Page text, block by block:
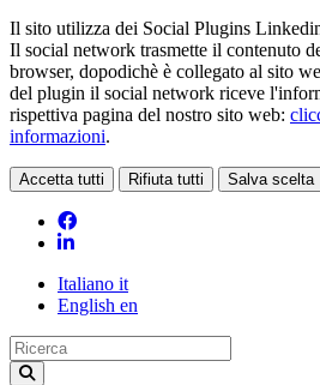
Il sito utilizza dei Social Plugins
Il social network trasmette il contenuto
browser, dopodichè è collegato al sito
del plugin il social network riceve
rispettiva pagina del nostro sito web:
informazioni.
Accetta tutti Rifiuta tutti Salva scelta
Italiano it
English en